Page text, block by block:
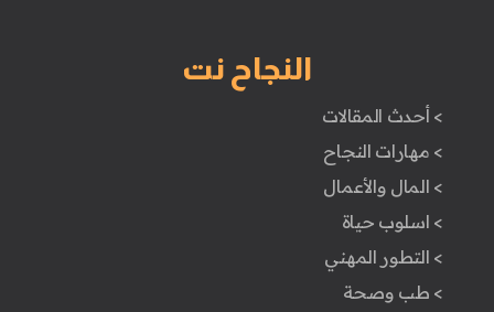
النجاح نت
> أحدث المقالات
> مهارات النجاح
> المال والأعمال
> اسلوب حياة
> التطور المهني
> طب وصحة